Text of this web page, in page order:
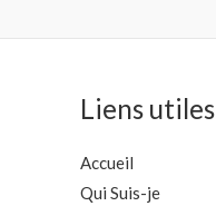
Liens utiles
Accueil
Qui Suis-je